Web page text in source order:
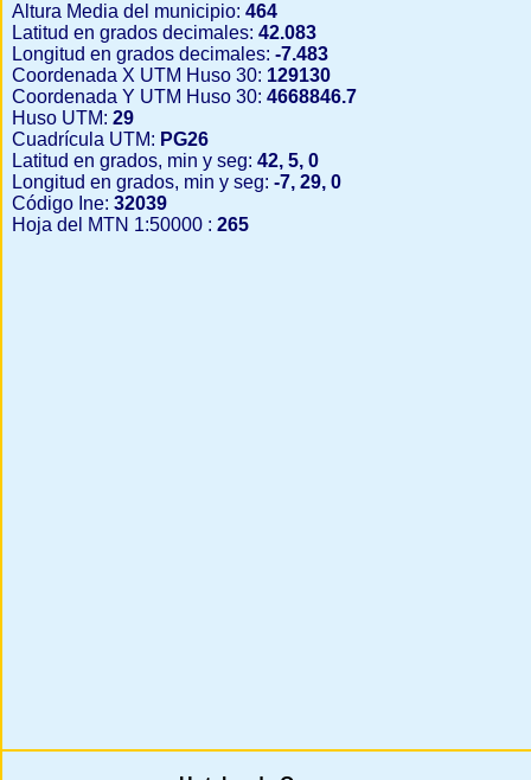
Altura Media del municipio: 464
Latitud en grados decimales: 42.083
Longitud en grados decimales: -7.483
Coordenada X UTM Huso 30: 129130
Coordenada Y UTM Huso 30: 4668846.7
Huso UTM: 29
Cuadrícula UTM: PG26
Latitud en grados, min y seg: 42, 5, 0
Longitud en grados, min y seg: -7, 29, 0
Código Ine: 32039
Hoja del MTN 1:50000 : 265